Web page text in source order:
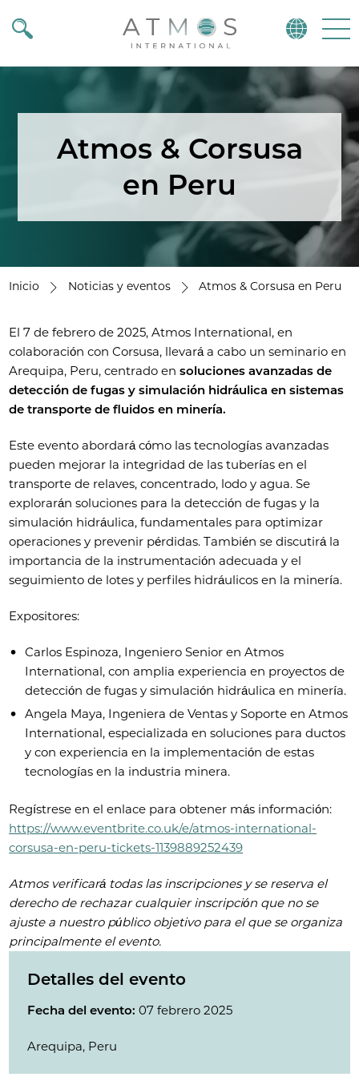
Atmos
Atmos & Corsusa
en Peru
Inicio Noticias y eventos Atmos & Corsusa en Peru
El 7 de febrero de 2025, Atmos International, en
colaboración con Corsusa, llevará a cabo un seminario en
Arequipa, Peru, centrado ensoluciones avanzadas de
detección de fugas y simulación hidráulica en sistemas
de transporte de fluidos en minería.
Este evento abordará cómo las tecnologías avanzadas
pueden mejorar la integridad de las tuberías en el
transporte de relaves, concentrado, lodo y agua. Se
explorarán soluciones para la detección de fugas y la
simulación hidráulica, fundamentales para optimizar
operaciones y prevenir pérdidas. También se discutirá la
importancia de la instrumentación adecuada y el
seguimiento de lotes y perfiles hidráulicos en la minería.
Expositores:
Carlos Espinoza, Ingeniero Senior en Atmos
International, con amplia experiencia en proyectos de
detección de fugas y simulación hidráulica en minería.
Angela Maya, Ingeniera de Ventas y Soporte en Atmos
International, especializada en soluciones para ductos
y con experiencia en la implementación de estas
tecnologías en la industria minera.
Regístrese en el enlace para obtener más información:
https://www.eventbrite.co.uk/e/atmos-international-
corsusa-en-peru-tickets-1139889252439
Atmos verificará todas las inscripciones y se reserva el
derecho de rechazar cualquier inscripción que no se
ajuste a nuestro público objetivo para el que se organiza
principalmente el evento.
Detalles del evento
Fecha del evento: 07 febrero 2025
Arequipa, Peru